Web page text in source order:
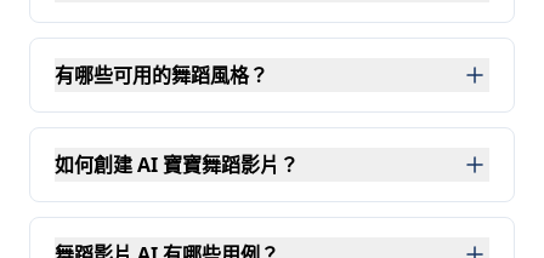
AI 舞蹈生成器分析您的輸入圖像並套用逼真的舞蹈動作
有哪些可用的舞蹈風格？
Kling AI 舞蹈生成器支援多種預設舞蹈風格，包括可愛
如何創建 AI 寶寶舞蹈影片？
要創建 Kling AI 寶寶舞蹈影片，首先上傳一張寶寶的照